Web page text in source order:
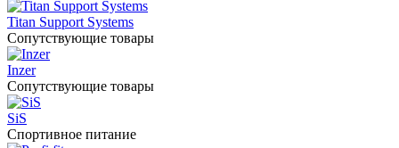
Titan Support Systems
Сопутствующие товары
Inzer
Сопутствующие товары
SiS
Спортивное питание